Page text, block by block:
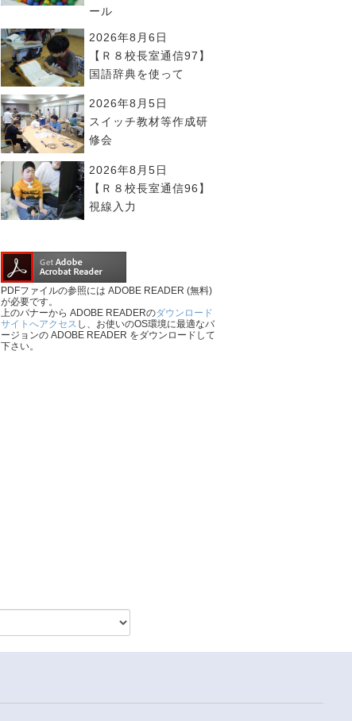
ール
2026年8月6日
【Ｒ８校長室通信97】
国語辞典を使って
2026年8月5日
スイッチ教材等作成研
修会
2026年8月5日
【Ｒ８校長室通信96】
視線入力
PDFファイルの参照には ADOBE READER (無料)
が必要です。
上のバナーから ADOBE READERのダウンロード
サイトへアクセス し、お使いのOS環境に最適なバ
ージョンの ADOBE READER をダウンロードして
下さい。